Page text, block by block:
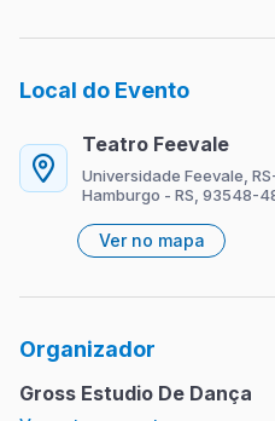
Local do Evento
Teatro Feevale
Universidade Feevale,
Hamburgo - RS, 93548-
Ver no mapa
Organizador
Gross Estudio De Dança